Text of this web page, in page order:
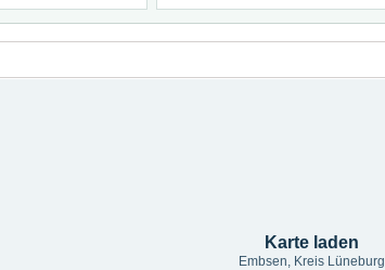
Karte laden
Embsen, Kreis Lüneburg